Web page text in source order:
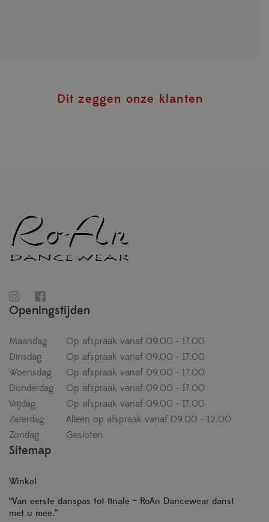
Dit zeggen onze klanten
Openingstijden
Maandag
Op afspraak vanaf 09.00 - 17.00
Dinsdag
Op afspraak vanaf 09.00 - 17.00
Woensdag
Op afspraak vanaf 09.00 - 17.00
Donderdag
Op afspraak vanaf 09.00 - 17.00
Vrijdag
Op afspraak vanaf 09.00 - 17.00
Zaterdag
Alleen op afspraak vanaf 09.00 - 12.00
Zondag
Gesloten
Sitemap
Winkel
“Van eerste danspas tot finale – RoAn Dancewear danst
met u mee.”